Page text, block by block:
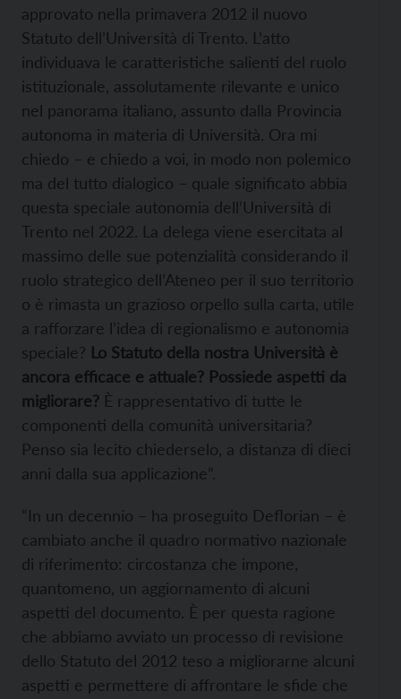
approvato nella primavera 2012 il nuovo
Statuto dell’Università di Trento. L’atto
individuava le caratteristiche salienti del ruolo
istituzionale, assolutamente rilevante e unico
nel panorama italiano, assunto dalla Provincia
autonoma in materia di Università. Ora mi
chiedo – e chiedo a voi, in modo non polemico
ma del tutto dialogico – quale significato abbia
questa speciale autonomia dell’Università di
Trento nel 2022. La delega viene esercitata al
massimo delle sue potenzialità considerando il
ruolo strategico dell’Ateneo per il suo territorio
o è rimasta un grazioso orpello sulla carta, utile
a rafforzare l’idea di regionalismo e autonomia
speciale? Lo Statuto della nostra Università è
ancora efficace e attuale? Possiede aspetti da
migliorare? È rappresentativo di tutte le
componenti della comunità universitaria?
Penso sia lecito chiederselo, a distanza di dieci
anni dalla sua applicazione”.
“In un decennio – ha proseguito Deflorian – è
cambiato anche il quadro normativo nazionale
di riferimento: circostanza che impone,
quantomeno, un aggiornamento di alcuni
aspetti del documento. È per questa ragione
che abbiamo avviato un processo di revisione
dello Statuto del 2012 teso a migliorarne alcuni
aspetti e permettere di affrontare le sfide che